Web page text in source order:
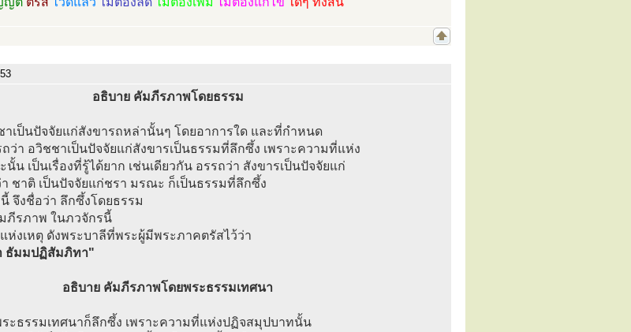
อธิบาย คัมภีรภาพโดยธรรม
าเป็นปัจจัยแก่สังขารถหล่านั้นๆ โดยอาการใด และที่กำหนด
ว่า อวิชชาเป็นปัจจัยแก่สังขารเป็นธรรมที่ลึกซึ้ง เพราะความที่แห่ง
น เป็นเรื่องที่รู้ได้ยาก เช่นเดียวกัน อรรถว่า สังขารเป็นปัจจัยแก่
ชาติ เป็นปัจจัยแก่ชรา มรณะ ก็เป็นธรรมที่ลึกซึ้ง
จึงชื่อว่า ลึกซึ้งโดยธรรม
ภีรภาพ ในภวจักรนี้
ห่งเหตุ ดังพระบาลีที่พระผู้มีพระภาคตรัสไว้ว่า
ธัมมปฏิสัมภิทา"
อธิบาย คัมภีรภาพโดยพระธรรมเทศนา
ระธรรมเทศนาก็ลึกซึ้ง เพราะความที่แห่งปฏิจสมุปบาทนั้น